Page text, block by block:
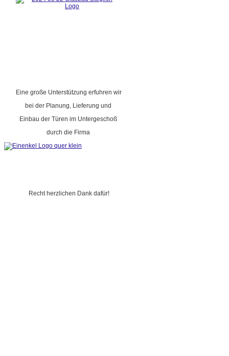
Eine große Unterstützung erfuhren wir
bei der Planung, Lieferung und
Einbau der Türen im Untergeschoß
durch die Firma
Recht herzlichen Dank dafür!